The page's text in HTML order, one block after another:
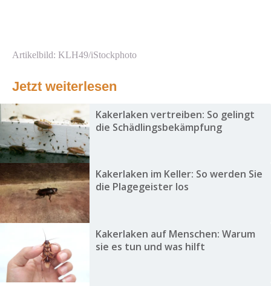
Artikelbild: KLH49/iStockphoto
Jetzt weiterlesen
Kakerlaken vertreiben: So gelingt
die Schädlingsbekämpfung
Kakerlaken im Keller: So werden Sie
die Plagegeister los
Kakerlaken auf Menschen: Warum
sie es tun und was hilft